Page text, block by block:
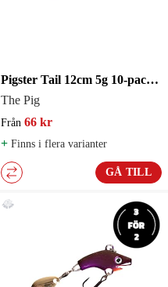
Pigster Tail 12cm 5g 10-pack Abborrejigg
The Pig
Från 66 kr
+ Finns i flera varianter
GÅ TILL